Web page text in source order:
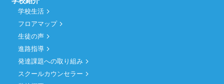
学校生活
フロアマップ
生徒の声
進路指導
発達課題への取り組み
スクールカウンセラー